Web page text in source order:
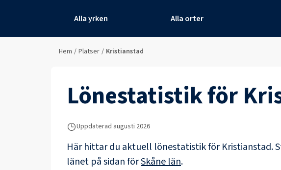
Alla yrken Alla orter
Hem / Platser / Kristianstad
Lönestatistik för
Uppdaterad augusti 2026
Här hittar du aktuell lönestatistik för Kristianstad.
länet på sidan förSkåne län.